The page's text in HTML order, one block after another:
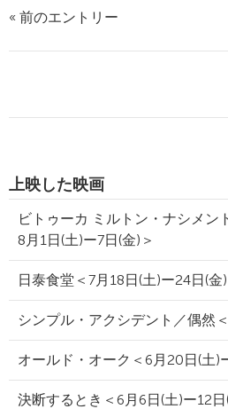
« 前のエントリー
上映した映画
ビトゥーカ ミルトン・ナシメン
8月1日(土)ー7日(金)＞
日泰食堂＜7月18日(土)ー24日(金)
シンプル・アクシデント／偶然
オールド・オーク＜6月20日(土)
決断するとき＜6月6日(土)ー12日